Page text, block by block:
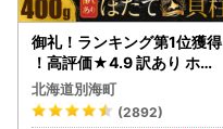
御礼！ランキング第1位獲得
！高評価★4.9 訳あり ホタ
テ 400g（ほたて 帆立 貝柱
冷凍 ）
北海道別海町
(2892)